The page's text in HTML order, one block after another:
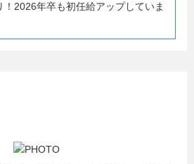
奨学金返還支援制度 #営業
2026年卒も初任給アップしていま